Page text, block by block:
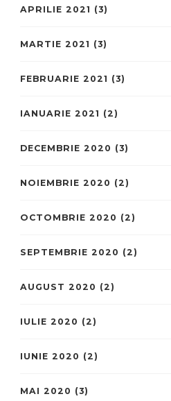
APRILIE 2021 (3)
MARTIE 2021 (3)
FEBRUARIE 2021 (3)
IANUARIE 2021 (2)
DECEMBRIE 2020 (3)
NOIEMBRIE 2020 (2)
OCTOMBRIE 2020 (2)
SEPTEMBRIE 2020 (2)
AUGUST 2020 (2)
IULIE 2020 (2)
IUNIE 2020 (2)
MAI 2020 (3)